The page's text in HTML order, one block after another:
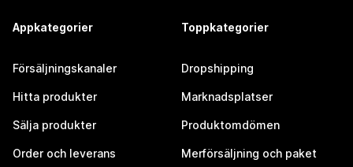
Appkategorier
Försäljningskanaler
Hitta produkter
Sälja produkter
Order och leverans
Toppkategorier
Dropshipping
Marknadsplatser
Produktomdömen
Merförsäljning och paket